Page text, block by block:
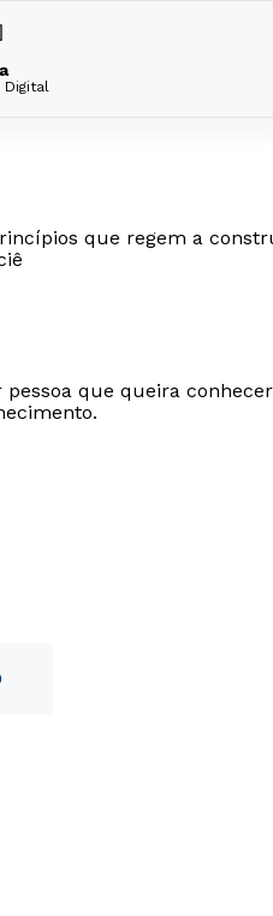
Digital
que regem a
que queira